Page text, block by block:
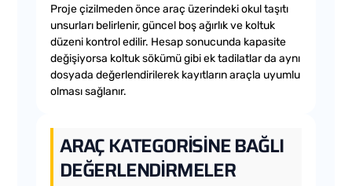
Proje çizilmeden önce araç üzerindeki okul taşıtı
unsurları belirlenir, güncel boş ağırlık ve koltuk
düzeni kontrol edilir. Hesap sonucunda kapasite
değişiyorsa koltuk sökümü gibi ek tadilatlar da aynı
dosyada değerlendirilerek kayıtların araçla uyumlu
olması sağlanır.
ARAÇ KATEGORISINE BAĞLI
DEĞERLENDIRMELER